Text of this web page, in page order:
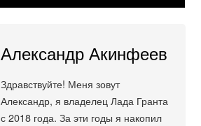
Александр Акинфеев
Здравствуйте! Меня зовут
Александр, я владелец Лада Гранта
с 2018 года. За эти годы я накопил